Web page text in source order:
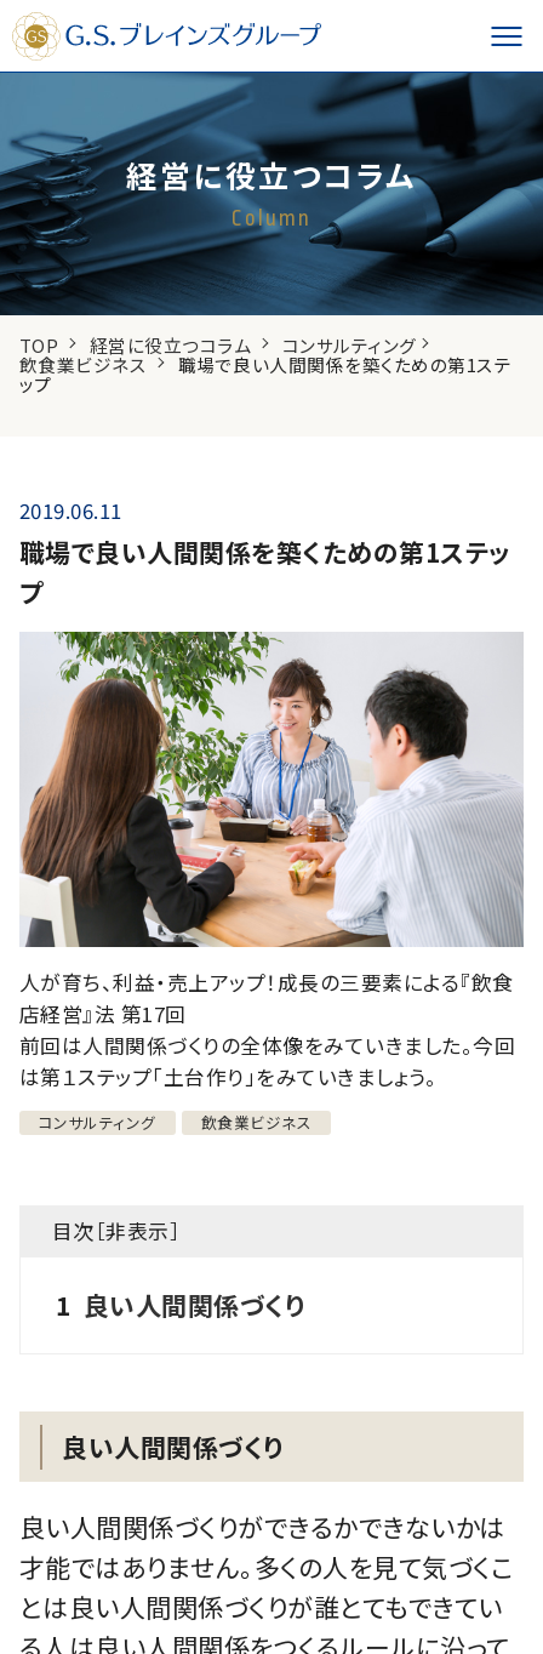
経営に役立つコラム
Column
TOP 経営に役立つコラム コンサルティング
飲食業ビジネス 職場で良い人間関係を築くための第1ステ
ップ
2019.06.11
職場で良い人間関係を築くための第1ステッ
プ
人が育ち、利益・売上アップ！成長の三要素による『飲食
店経営』法 第17回
前回は人間関係づくりの全体像をみていきました。今回
は第１ステップ「土台作り」をみていきましょう。
コンサルティング 飲食業ビジネス
目次［非表示］
1 良い人間関係づくり
良い人間関係づくり
良い人間関係づくりができるかできないかは
才能ではありません。多くの人を見て気づくこ
とは良い人間関係づくりが誰とてもできてい